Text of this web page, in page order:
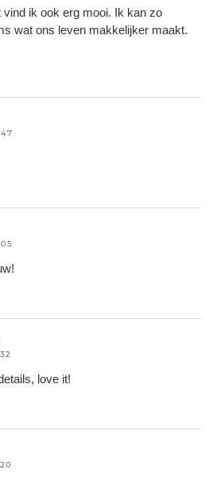
ik ook erg mooi. Ik kan zo
wat ons leven makkelijker maakt.
love it!